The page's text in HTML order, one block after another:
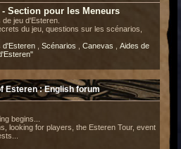
Section pour les Meneurs
jeu d'Esteren.
du jeu, questions sur les scénarios,
d'Esteren Scénarios Canevas
Aides de
Esteren : English forum
begins...
looking for players, the Esteren Tour, event